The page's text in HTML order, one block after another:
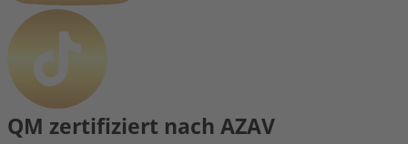
QM zertifiziert nach AZAV